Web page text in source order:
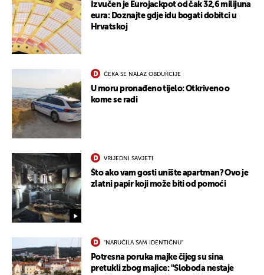
Izvučen je Eurojackpot od čak 32,6 milijuna
eura: Doznajte gdje idu bogati dobitci u
Hrvatskoj
ČEKA SE NALAZ OBDUKCIJE
U moru pronađeno tijelo: Otkriveno o
kome se radi
VRIJEDNI SAVJETI
Što ako vam gosti unište apartman? Ovo je
zlatni papir koji može biti od pomoći
"NARUČILA SAM IDENTIČNU"
Potresna poruka majke čijeg su sina
pretukli zbog majice: "Sloboda nestaje